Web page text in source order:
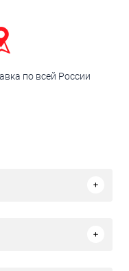
по всей России